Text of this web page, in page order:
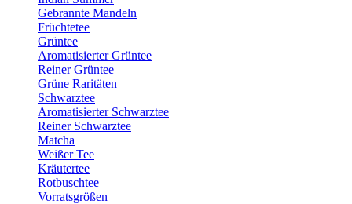
Gebrannte Mandeln
Früchtetee
Grüntee
Aromatisierter Grüntee
Reiner Grüntee
Grüne Raritäten
Schwarztee
Aromatisierter Schwarztee
Reiner Schwarztee
Matcha
Weißer Tee
Kräutertee
Rotbuschtee
Vorratsgrößen